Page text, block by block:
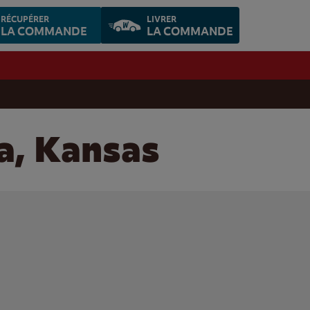
RÉCUPÉRER
LA COMMANDE
LIVRER
LA COMMANDE
Kansas